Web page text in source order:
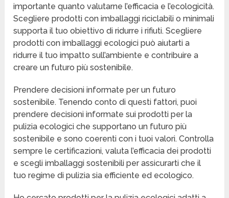
importante quanto valutarne l’efficacia e l’ecologicità.
Scegliere prodotti con imballaggi riciclabili o minimali
supporta il tuo obiettivo di ridurre i rifiuti. Scegliere
prodotti con imballaggi ecologici può aiutarti a
ridurre il tuo impatto sull’ambiente e contribuire a
creare un futuro più sostenibile.
Prendere decisioni informate per un futuro
sostenibile. Tenendo conto di questi fattori, puoi
prendere decisioni informate sui prodotti per la
pulizia ecologici che supportano un futuro più
sostenibile e sono coerenti con i tuoi valori. Controlla
sempre le certificazioni, valuta l’efficacia dei prodotti
e scegli imballaggi sostenibili per assicurarti che il
tuo regime di pulizia sia efficiente ed ecologico.